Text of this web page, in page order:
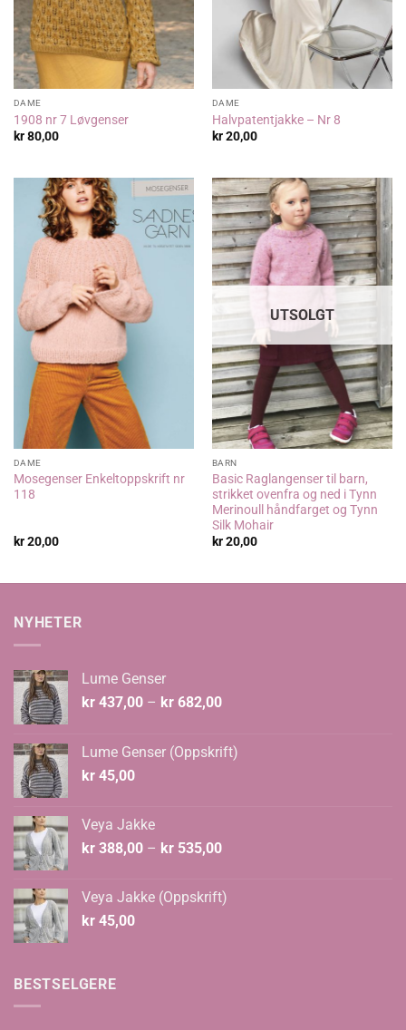
DAME
1908 nr 7 Løvgenser
kr80,00
DAME
Halvpatentjakke – Nr 8
kr20,00
DAME
Mosegenser Enkeltoppskrift nr
118
kr20,00
UTSOLGT
BARN
Basic Raglangenser til barn,
strikket ovenfra og ned i Tynn
Merinoull håndfarget og Tynn
Silk Mohair
kr20,00
NYHETER
Lume Genser
kr 437,00 – kr 682,00Prisområde:
kr 682,00
Lume Genser (Oppskrift)
kr 45,00
Veya Jakke
kr 388,00 – kr 535,00Prisområde:
kr 535,00
Veya Jakke (Oppskrift)
kr 45,00
BESTSELGERE